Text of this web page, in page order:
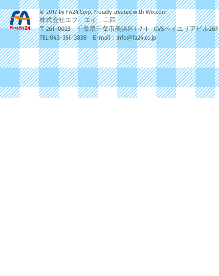
© 2017 by FA24 Corp. Proudly created with Wix.com
株式会社エフ．エイ．二四
〒261-0023 千葉県千葉市美浜区1-7-1 CVSベイエリアビル26F
TEL:043-351-3838 E-mail：info@fa24.co.jp